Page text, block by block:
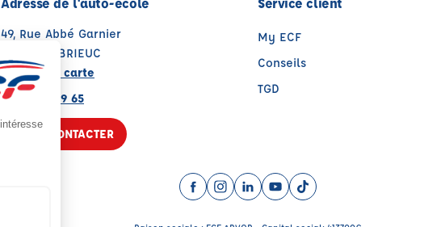
49, Rue Abbé Garnier
22000 ST BRIEUC
Voir sur la carte
02 96 78 09 65
NOUS CONTACTER
My ECF
Conseils
TGD
Facebook (nouvelle fenêtre)
Instagram (nouvelle fenêtre)
LinkedIn (nouvelle fenêtre)
YouTube (nouvelle fenêtre)
TikTok (nouvelle fenêtre)